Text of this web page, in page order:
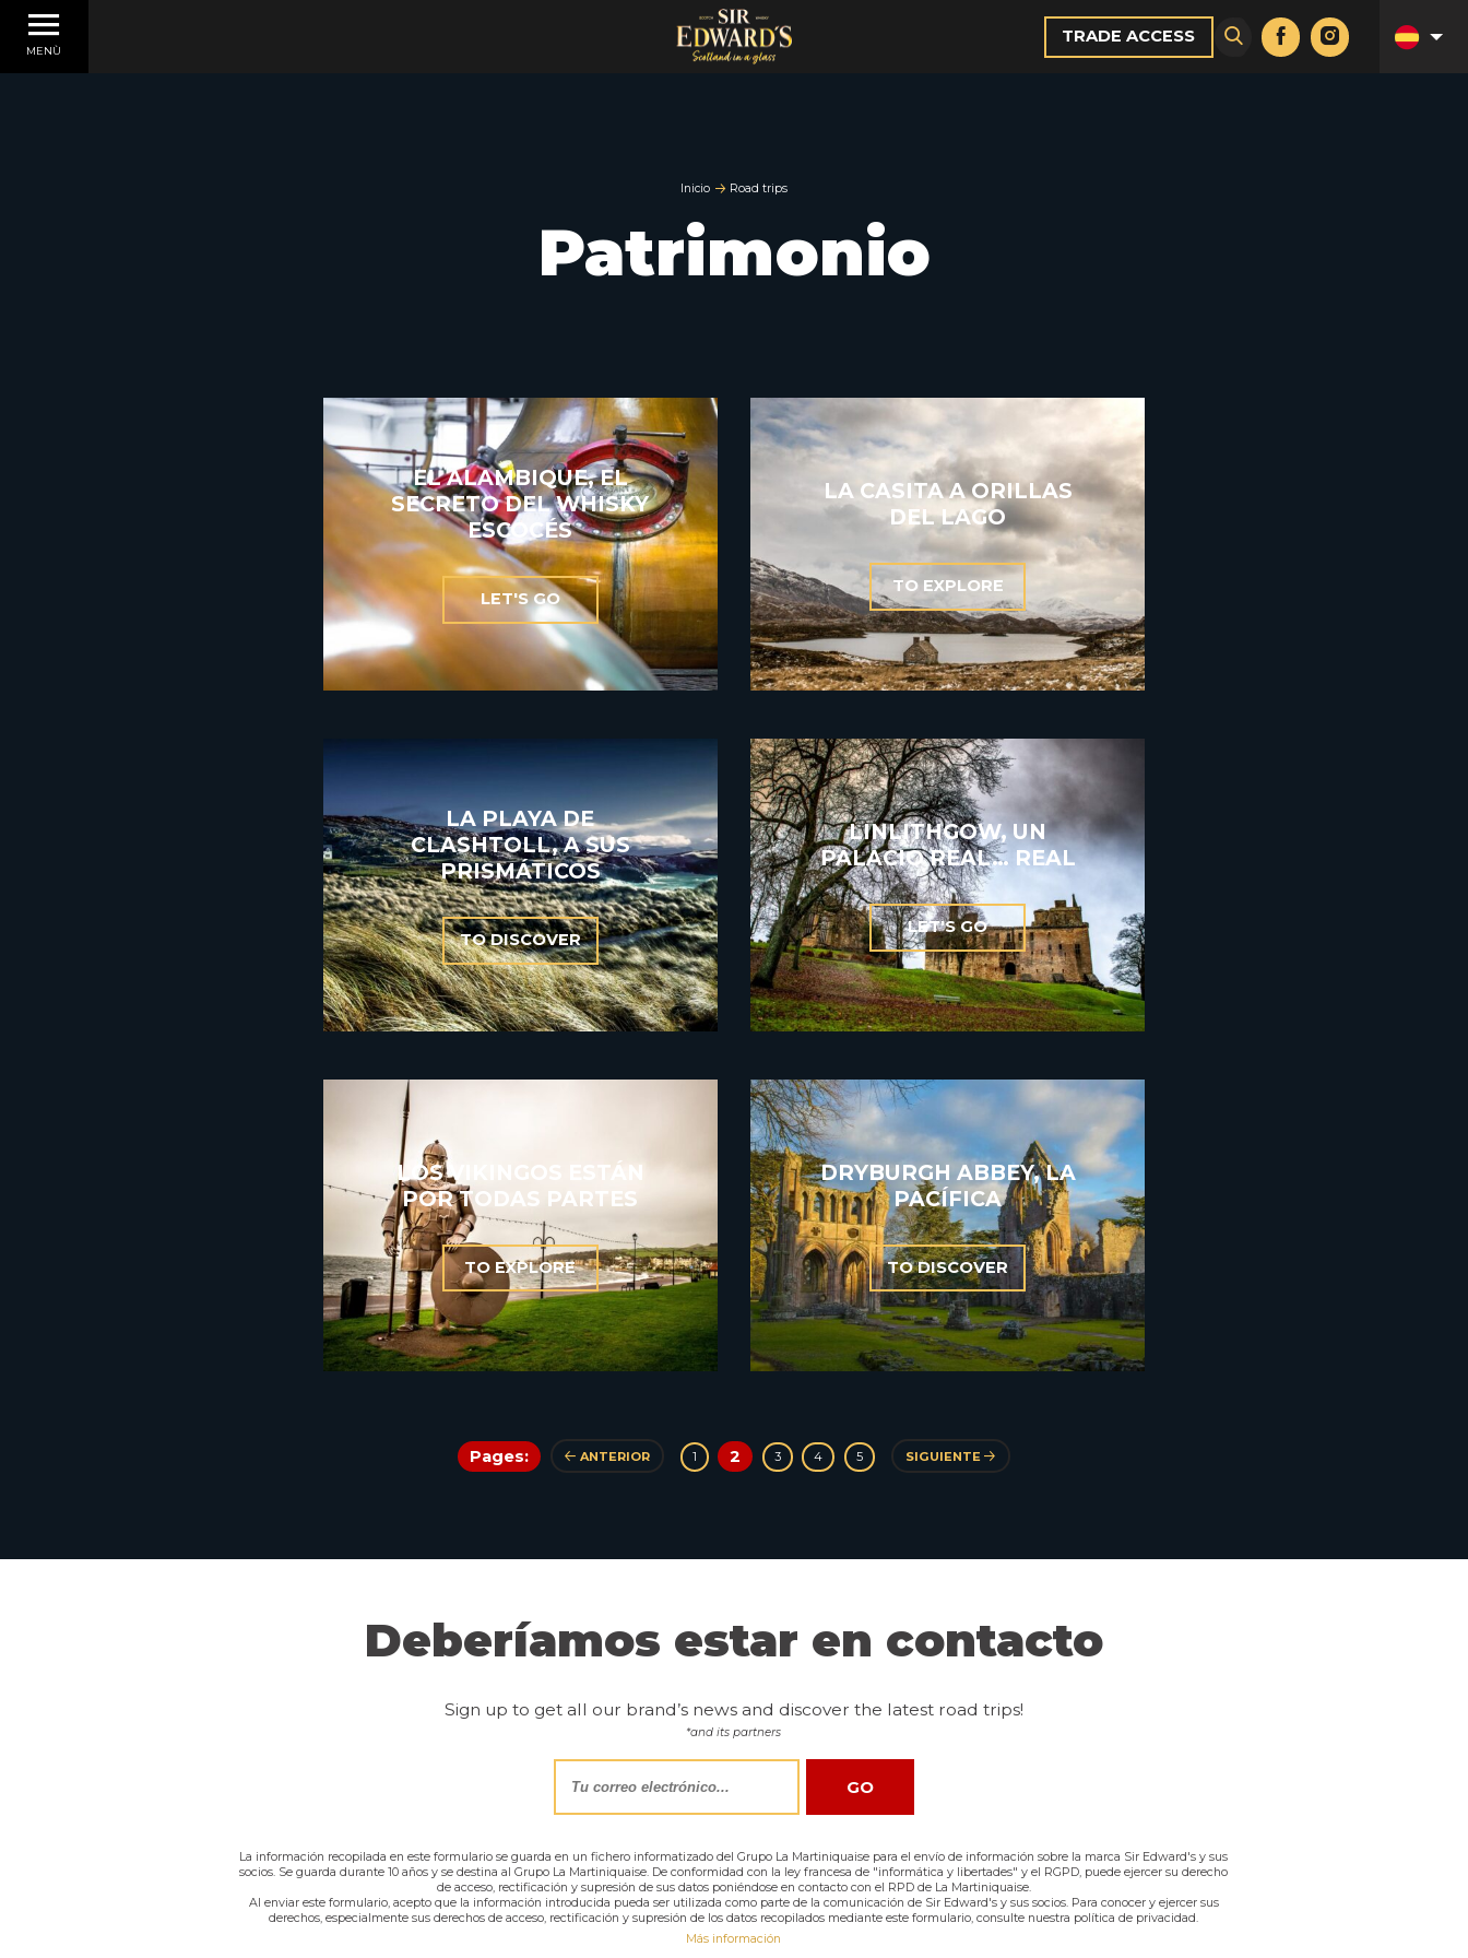
MENÙ
TRADE ACCESS
Inicio Road trips
Patrimonio
EL ALAMBIQUE, EL
SECRETO DEL WHISKY
ESCOCÉS
LET'S GO
LA CASITA A ORILLAS
DEL LAGO
TO EXPLORE
LA PLAYA DE
CLASHTOLL, A SUS
PRISMÁTICOS
TO DISCOVER
LINLITHGOW, UN
PALACIO REAL… REAL
LET'S GO
LOS VIKINGOS ESTÁN
POR TODAS PARTES
TO EXPLORE
DRYBURGH ABBEY, LA
PACÍFICA
TO DISCOVER
Pages: ANTERIOR 1 2 3 4 5 SIGUIENTE
Deberíamos estar en contacto
Sign up to get all our brand’s news and discover the latest road trips!
*and its partners
La información recopilada en este formulario se guarda en un fichero informatizado del Grupo La Martiniquaise para el envío de información sobre la marca Sir Edward's y sus
socios. Se guarda durante 10 años y se destina al Grupo La Martiniquaise. De conformidad con la ley francesa de "informática y libertades" y el RGPD, puede ejercer su derecho
de acceso, rectificación y supresión de sus datos poniéndose en contacto con el RPD de La Martiniquaise.
Al enviar este formulario, acepto que la información introducida pueda ser utilizada como parte de la comunicación de Sir Edward's y sus socios. Para conocer y ejercer sus
derechos, especialmente sus derechos de acceso, rectificación y supresión de los datos recopilados mediante este formulario, consulte nuestra política de privacidad.
Más información